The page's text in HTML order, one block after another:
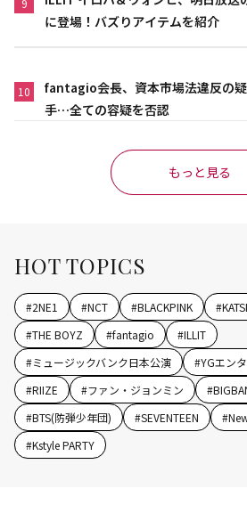
9
に登場！バズりアイテムを紹介
10
fantagio会長、資本市場法違反の
手…全ての容疑を否認
もっと見る
HOT TOPICS
#2NE1 #NCT #BLACKPINK #
#THE BOYZ #fantagio #ILLIT
#ミュージックバンク日本公演 #YGエン
#RIIZE #ファン・ジョンミン #
#BTS(防弾少年団) #SEVENTEEN #
#Kstyle PARTY